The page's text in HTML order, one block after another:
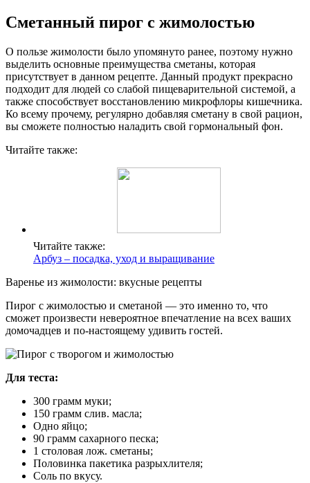
Сметанный пирог с жимолостью
О пользе жимолости было упомянуто ранее, поэтому нужно
выделить основные преимущества сметаны, которая
присутствует в данном рецепте. Данный продукт прекрасно
подходит для людей со слабой пищеварительной системой, а
также способствует восстановлению микрофлоры кишечника.
Ко всему прочему, регулярно добавляя сметану в свой рацион,
вы сможете полностью наладить свой гормональный фон.
Читайте также:
Читайте также:
Арбуз – посадка, уход и выращивание
Варенье из жимолости: вкусные рецепты
Пирог с жимолостью и сметаной — это именно то, что
сможет произвести невероятное впечатление на всех ваших
домочадцев и по-настоящему удивить гостей.
Для теста:
300 грамм муки;
150 грамм слив. масла;
Одно яйцо;
90 грамм сахарного песка;
1 столовая лож. сметаны;
Половинка пакетика разрыхлителя;
Соль по вкусу.